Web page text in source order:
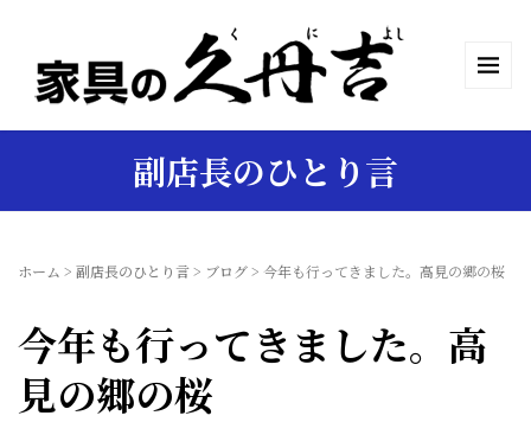
副店長のひとり言
ホーム > 副店長のひとり言> ブログ> 今年も行ってきました。高見の郷の桜
今年も行ってきました。高
見の郷の桜